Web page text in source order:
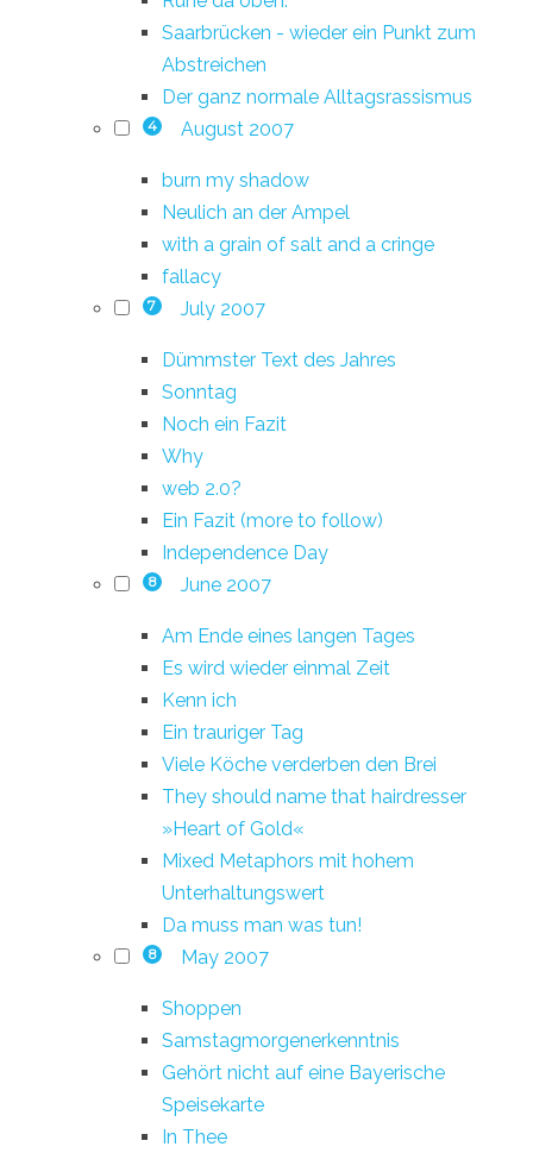
Saarbrücken - wieder ein Punkt zum
Abstreichen
Der ganz normale Alltagsrassismus
4 August 2007
burn my shadow
Neulich an der Ampel
with a grain of salt and a cringe
fallacy
7 July 2007
Dümmster Text des Jahres
Sonntag
Noch ein Fazit
Why
web 2.0?
Ein Fazit (more to follow)
Independence Day
8 June 2007
Am Ende eines langen Tages
Es wird wieder einmal Zeit
Kenn ich
Ein trauriger Tag
Viele Köche verderben den Brei
They should name that hairdresser
»Heart of Gold«
Mixed Metaphors mit hohem
Unterhaltungswert
Da muss man was tun!
8 May 2007
Shoppen
Samstagmorgenerkenntnis
Gehört nicht auf eine Bayerische
Speisekarte
In Thee